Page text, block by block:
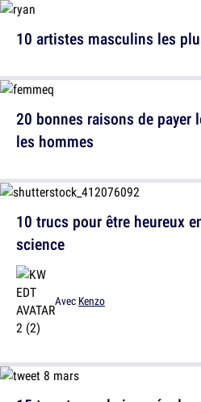
20 bonnes raisons de payer
les hommes
10 artistes masculins les
10 trucs pour être heureux
science
Avec Kenzo